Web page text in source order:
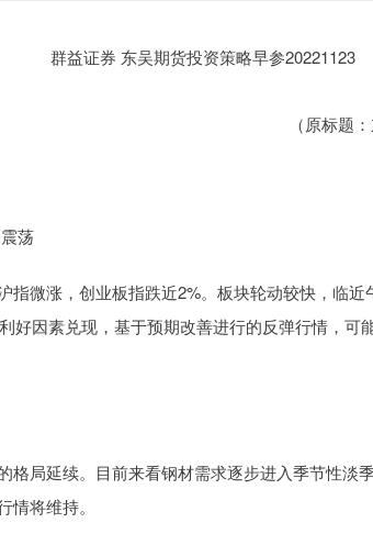
（原标题
荡
指微涨，创业板指跌近2%。板块轮动较快，临
好因素兑现，基于预期改善进行的反弹行情，可
格局延续。目前来看钢材需求逐步进入季节性淡
将维持。